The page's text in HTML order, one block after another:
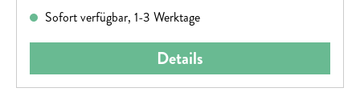
Sofort verfügbar, 1-3 Werktage
Details